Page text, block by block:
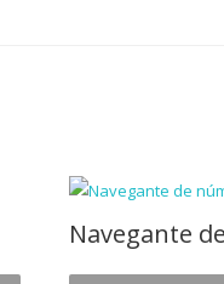
Navegante